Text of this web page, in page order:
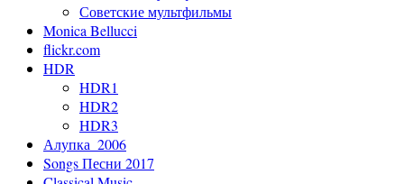
Советские мультфильмы
Monica Bellucci
flickr.com
HDR
HDR1
HDR2
HDR3
Алупка_2006
Songs Песни 2017